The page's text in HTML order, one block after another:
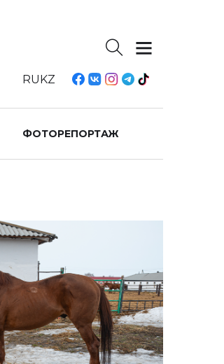
RUKZ
ФОТОРЕПОРТАЖ